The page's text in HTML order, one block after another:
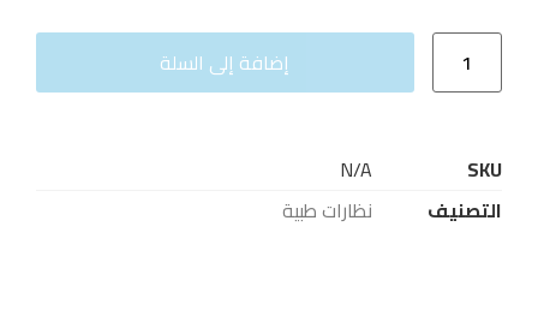
إضافة إلى السلة
SKU
N/A
التصنيف
نظارات طبية